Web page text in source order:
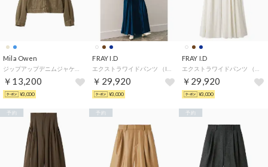
Mila Owen
￥13,200
¥3,000
FRAY I.D
￥29,920
¥3,000
FRAY I.D
￥29,920
¥3,000
予約 予約 予約